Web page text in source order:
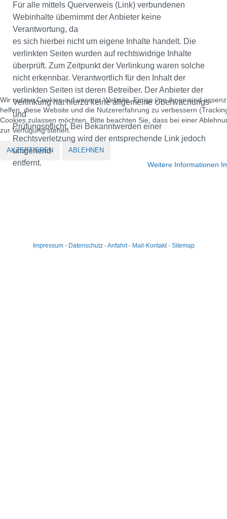
Für alle mittels Querverweis (Link) verbundenen
Webinhalte übernimmt der Anbieter keine
Verantwortung, da
es sich hierbei nicht um eigene Inhalte handelt. Die
verlinkten Seiten wurden auf rechtswidrige Inhalte
überprüft. Zum Zeitpunkt der Verlinkung waren solche
nicht erkennbar. Verantwortlich für den Inhalt der
verlinkten Seiten ist deren Betreiber. Der Anbieter der
Verlinkung hat hierzu keine allgemeine Überwachungs-
und
Prüfungspflicht. Bei Bekanntwerden einer
Rechtsverletzung wird der entsprechende Link jedoch
umgehend
entfernt.
Impressum- Datenschutz-Anfahrt- Mail-Kontakt- Sitemap
Wir nutzen Cookies auf unserer Website. Einige von ihnen sind
helfen, diese Website und die Nutzererfahrung zu verbessern
Cookies zulassen möchten. Bitte beachten Sie, dass bei einer
zur Verfügung stehen.
AKZEPTIEREN
ABLEHNEN
Weitere Informationen